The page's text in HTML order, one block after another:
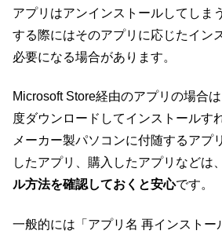
アプリはアンインストールしてしま
する際にはそのアプリに応じたイン
必要になる場合があります。
Microsoft Store経由のアプリの場合
度ダウンロードしてインストールす
メーカー製パソコンに付随するアプ
したアプリ、購入したアプリなどは、
ル方法を確認しておくと安心です。
一般的には「アプリ名 再インストー